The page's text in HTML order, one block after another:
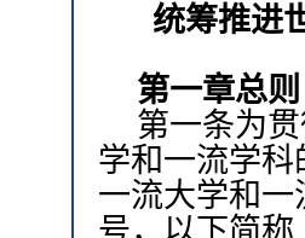
统筹推进
第一章总则
第一条为
学和一流学
一流大学和
号，以下简